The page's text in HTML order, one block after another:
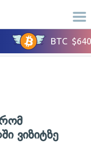
ვიზიტზე